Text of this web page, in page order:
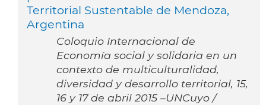
Territorial Sustentable de Mendoza,
Argentina
Coloquio Internacional de
Economía social y solidaria en un
contexto de multiculturalidad,
diversidad y desarrollo territorial, 15,
16 y 17 de abril 2015 –UNCuyo /